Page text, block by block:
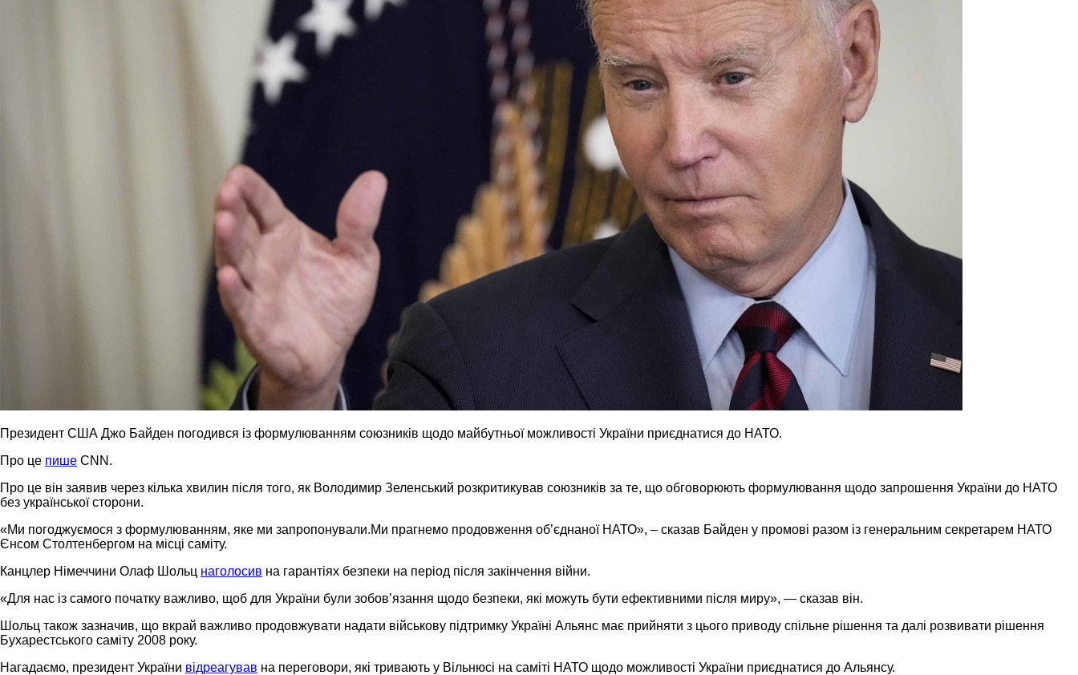
Президент США Джо Байден погодився із формулюванням союзників щодо майбутньої можливості України приєднатися до НАТО.
Про це пише CNN.
Про це він заявив через кілька хвилин після того, як Володимир Зеленський розкритикував союзників за те, що обговорюють формулювання щодо запрошення України до НАТО
без української сторони.
«Ми погоджуємося з формулюванням, яке ми запропонували.Ми прагнемо продовження об’єднаної НАТО», – сказав Байден у промові разом із генеральним секретарем НАТО
Єнсом Столтенбергом на місці саміту.
Канцлер Німеччини Олаф Шольц наголосив на гарантіях безпеки на період після закінчення війни.
«Для нас із самого початку важливо, щоб для України були зобов’язання щодо безпеки, які можуть бути ефективними після миру», — сказав він.
Шольц також зазначив, що вкрай важливо продовжувати надати військову підтримку Україні Альянс має прийняти з цього приводу спільне рішення та далі розвивати рішення
Бухарестського саміту 2008 року.
Нагадаємо, президент України відреагував на переговори, які тривають у Вільнюсі на саміті НАТО щодо можливості України приєднатися до Альянсу.